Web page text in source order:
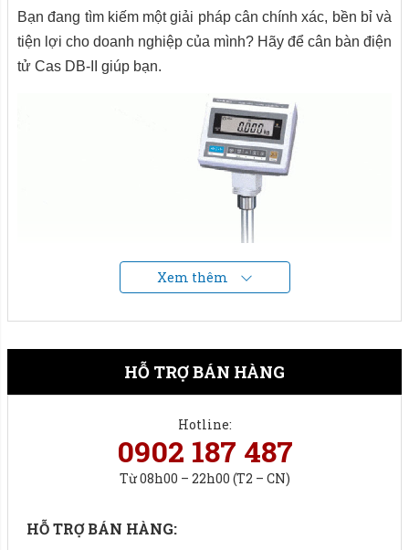
Bạn đang tìm kiếm một giải pháp cân chính xác, bền bỉ và
tiện lợi cho doanh nghiệp của mình? Hãy để cân bàn điện
tử Cas DB-II
giúp bạn.
Tính năng nổi bật:
Xem thêm
HỖ TRỢ BÁN HÀNG
Hotline:
0902 187 487
Từ 08h00 – 22h00 (T2 – CN)
HỖ TRỢ BÁN HÀNG: